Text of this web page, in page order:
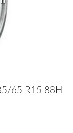
65 R15 88H